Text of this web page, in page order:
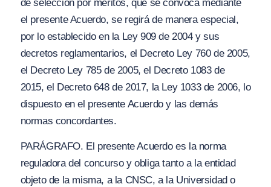
de selección por méritos, que se convoca mediante
el presente Acuerdo, se regirá de manera especial,
por lo establecido en la Ley 909 de 2004 y sus
decretos reglamentarios, el Decreto Ley 760 de 2005,
el Decreto Ley 785 de 2005, el Decreto 1083 de
2015, el Decreto 648 de 2017, la Ley 1033 de 2006, lo
dispuesto en el presente Acuerdo y las demás
normas concordantes.
PARÁGRAFO. El presente Acuerdo es la norma
reguladora del concurso y obliga tanto a la entidad
objeto de la misma, a la CNSC, a la Universidad o